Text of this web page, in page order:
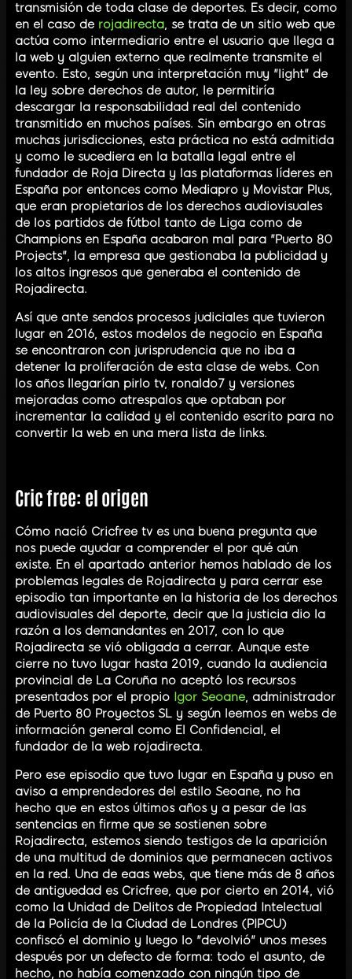
transmisión de toda clase de deportes. Es decir, como
en el caso de rojadirecta, se trata de un sitio web que
actúa como intermediario entre el usuario que llega a
la web y alguien externo que realmente transmite el
evento. Esto, según una interpretación muy "light" de
la ley sobre derechos de autor, le permitiría
descargar la responsabilidad real del contenido
transmitido en muchos países. Sin embargo en otras
muchas jurisdicciones, esta práctica no está admitida
y como le sucediera en la batalla legal entre el
fundador de Roja Directa y las plataformas líderes en
España por entonces como Mediapro y Movistar Plus,
que eran propietarios de los derechos audiovisuales
de los partidos de fútbol tanto de Liga como de
Champions en España acabaron mal para "Puerto 80
Projects", la empresa que gestionaba la publicidad y
los altos ingresos que generaba el contenido de
Rojadirecta.
Así que ante sendos procesos judiciales que tuvieron
lugar en 2016, estos modelos de negocio en España
se encontraron con jurisprudencia que no iba a
detener la proliferación de esta clase de webs. Con
los años llegarían pirlo tv, ronaldo7 y versiones
mejoradas como atrespalos que optaban por
incrementar la calidad y el contenido escrito para no
convertir la web en una mera lista de links.
Cric free: el origen
Cómo nació Cricfree tv es una buena pregunta que
nos puede ayudar a comprender el por qué aún
existe. En el apartado anterior hemos hablado de los
problemas legales de Rojadirecta y para cerrar ese
episodio tan importante en la historia de los derechos
audiovisuales del deporte, decir que la justicia dio la
razón a los demandantes en 2017, con lo que
Rojadirecta se vió obligada a cerrar. Aunque este
cierre no tuvo lugar hasta 2019, cuando la audiencia
provincial de La Coruña no aceptó los recursos
presentados por el propio Igor Seoane, administrador
de Puerto 80 Proyectos SL y según leemos en webs de
información general como El Confidencial, el
fundador de la web rojadirecta.
Pero ese episodio que tuvo lugar en España y puso en
aviso a emprendedores del estilo Seoane, no ha
hecho que en estos últimos años y a pesar de las
sentencias en firme que se sostienen sobre
Rojadirecta, estemos siendo testigos de la aparición
de una multitud de dominios que permanecen activos
en la red. Una de eaas webs, que tiene más de 8 años
de antiguedad es Cricfree, que por cierto en 2014, vió
como la Unidad de Delitos de Propiedad Intelectual
de la Policía de la Ciudad de Londres (PIPCU)
confiscó el dominio y luego lo "devolvió" unos meses
después por un defecto de forma: todo el asunto, de
hecho, no había comenzado con ningún tipo de